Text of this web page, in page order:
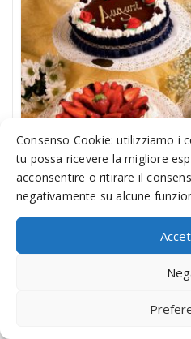
Consenso Cookie: utilizziamo i
tu possa ricevere la migliore
acconsentire o ritirare il
negativamente su alcune
Pasticceria L’Artigiano
Artigiano Dolce 24 Giugno
Artigiano del Dolce - Desio
Dolce è lieta di offrirvi solo